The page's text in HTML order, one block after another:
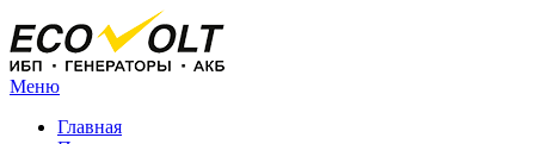
Меню
Главная